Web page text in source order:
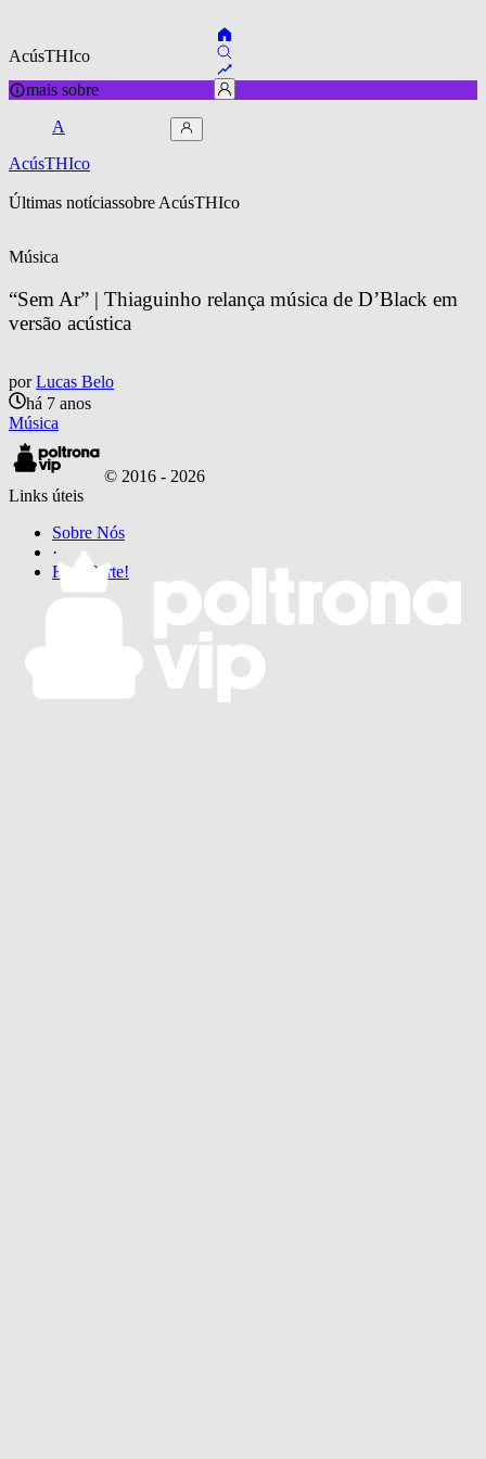
AcúsTHIco
mais sobre
A
AcúsTHIco
Últimas notíciassobre AcúsTHIco
Música
“Sem Ar” | Thiaguinho relança música de D’Black em
versão acústica
por Lucas Belo
há 7 anos
Música
© 2016 - 2026
Links úteis
Sobre Nós
·
Faça Parte!